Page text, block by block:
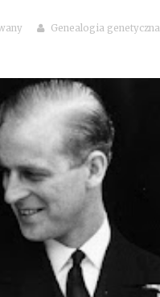
Genealogia genetyczna